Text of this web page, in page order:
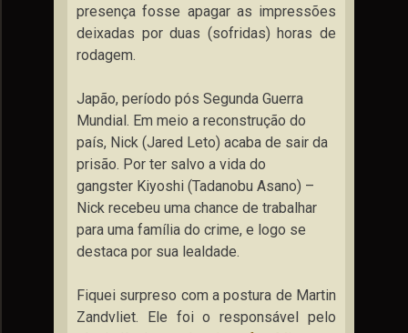
presença fosse apagar as impressões
deixadas por duas (sofridas) horas de
rodagem.
Japão, período pós Segunda Guerra
Mundial. Em meio a reconstrução do
país, Nick (Jared Leto) acaba de sair da
prisão. Por ter salvo a vida do
gangster Kiyoshi (Tadanobu Asano) –
Nick recebeu uma chance de trabalhar
para uma família do crime, e logo se
destaca por sua lealdade.
Fiquei surpreso com a postura de Martin
Zandvliet. Ele foi o responsável pelo